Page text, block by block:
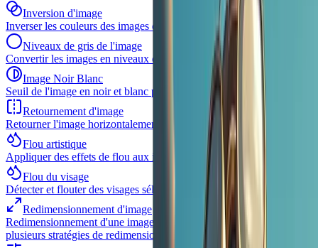
Inversion d'image
Inverser les couleurs des images dans le navigateur
Niveaux de gris de l'image
Convertir les images en niveaux de gris
Image Noir Blanc
Seuil de l'image en noir et blanc pur
Retournement d'image
Retourner l'image horizontalement et verticalement
Flou artistique
Appliquer des effets de flou aux images sélectionnées
Flou du visage
Détecter et flouter des visages sélectionnés dans une seule image
Redimensionnement d'image
Redimensionnement d'une image unique ou d'un lot d'images avec
plusieurs stratégies de redimensionnement